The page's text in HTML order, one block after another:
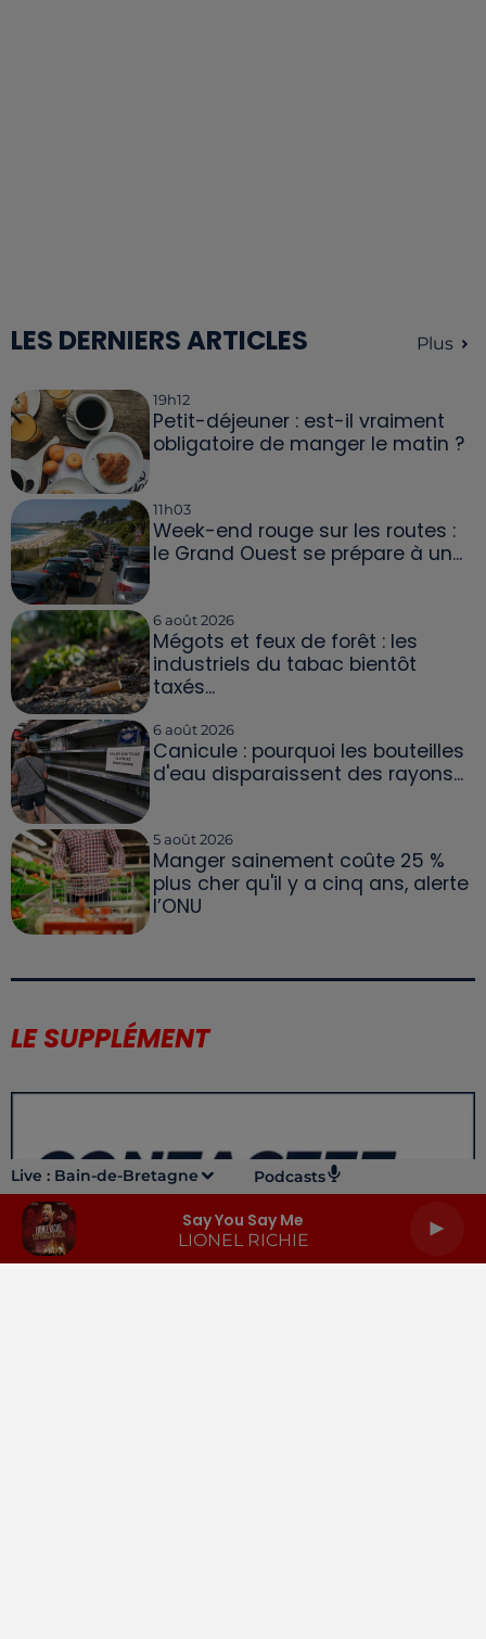
Live : Bain-de-Bretagne Podcasts
Say You Say Me
LIONEL RICHIE
LES DERNIERS ARTICLES Plus
19h12
Petit-déjeuner : est-il vraiment
obligatoire de manger le matin ?
11h03
Week-end rouge sur les routes :
le Grand Ouest se prépare à un...
6 août 2026
Mégots et feux de forêt : les
industriels du tabac bientôt
taxés...
6 août 2026
Canicule : pourquoi les bouteilles
d'eau disparaissent des rayons...
5 août 2026
Manger sainement coûte 25 %
plus cher qu'il y a cinq ans, alerte
l’ONU
LE SUPPLÉMENT